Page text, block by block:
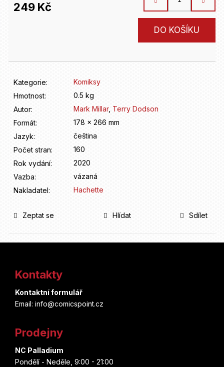
249 Kč
DO KOŠÍKU
Kategorie:
Komiksy
Hmotnost:
0.5 kg
Autor: Mark Millar, Terry Dodson
Formát:
178 x 266 mm
Jazyk:
čeština
Počet stran:
160
Rok vydání:
2020
Vazba:
vázaná
Nakladatel: Hachette
Zeptat se Hlídat Sdílet
HLEDAT
o
u
č
u
m
e
Kontakty
Kontaktní formulář
Email: info@comicspoint.cz
Prodejny
NC Palladium
Pondělí - Neděle, 9:00 - 21:00